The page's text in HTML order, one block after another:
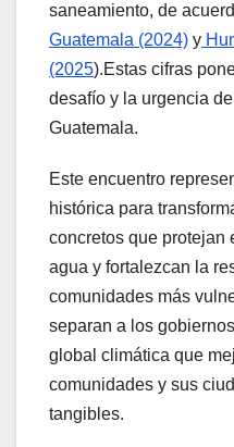
saneamiento, de
Guatemala (2024) y
(2025).Estas cifras
desafío y la urgencia
Guatemala.
Este encuentro
histórica para
concretos que protejan
agua y fortalezcan la
comunidades más
separan a los
global climática que
comunidades y sus
tangibles.